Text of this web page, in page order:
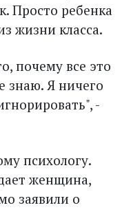
Просто ребенка
жизни класса.
почему все это
знаю. Я ничего
-
психологу.
женщина,
заявили о